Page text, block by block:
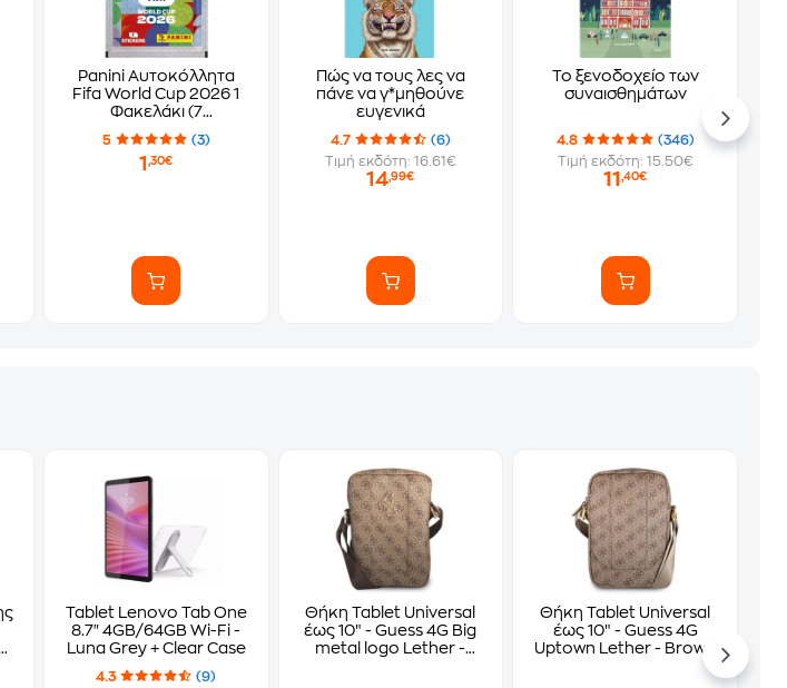
Panini Αυτοκόλλητα
Fifa World Cup 2026 1
Φακελάκι (7
Αυτοκόλλητα)
5 (3)
1,30€
Πώς να τους λες να
πάνε να γ*μηθούνε
ευγενικά
4.7
(6)
Τιμή εκδότη: 16.61€
14,99€
Το ξενοδοχείο των
συναισθημάτων
4.8
(346)
Τιμή εκδότη: 15.50€
11,40€
Tablet Lenovo Tab One
8.7" 4GB/64GB Wi-Fi -
Luna Grey + Clear Case
4.3
(9)
Θήκη Tablet Universal
έως 10″ - Guess 4G Big
metal logo Lether -
Θήκη Tablet Universal
έως 10″ - Guess 4G
Uptown Lether - Brown